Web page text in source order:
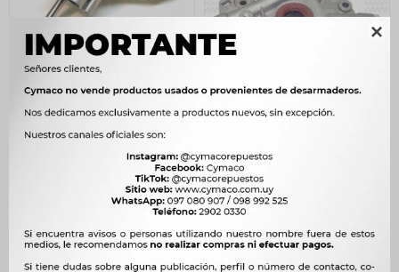

BOMBA ACEITE
VOLKSWAGEN GOL 1.8N
2.211
$ 1.834
BOMBA ACEITE